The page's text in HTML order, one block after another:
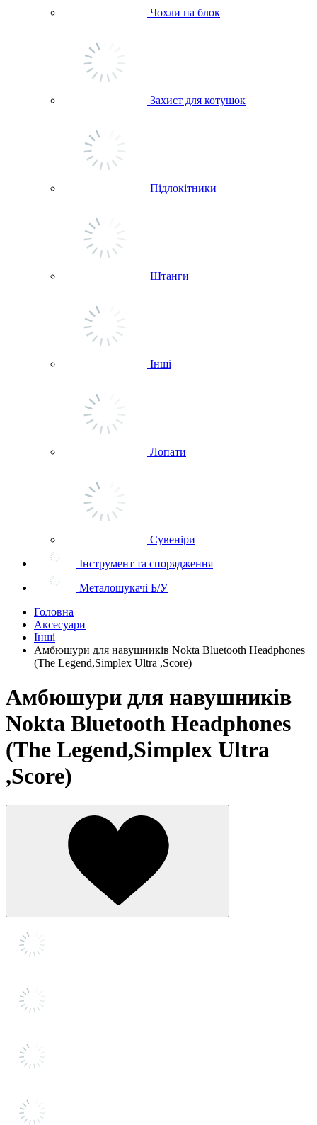
Чохли на блок
Захист для котушок
Підлокітники
Штанги
Інші
Лопати
Сувеніри
Інструмент та спорядження
Металошукачі Б/У
Головна
Аксесуари
Інші
Амбюшури для навушників Nokta Bluetooth Headphones
(The Legend,Simplex Ultra ,Score)
Амбюшури для навушників
Nokta Bluetooth Headphones
(The Legend,Simplex Ultra
,Score)